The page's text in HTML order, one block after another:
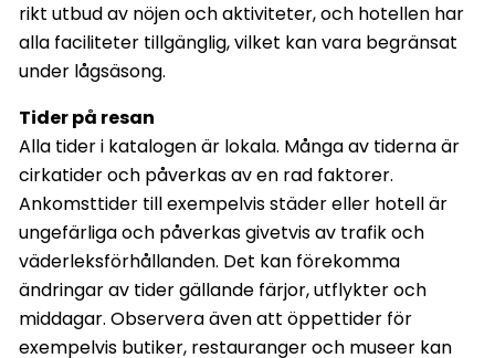
rikt utbud av nöjen och aktiviteter, och hotellen har
alla faciliteter tillgänglig, vilket kan vara begränsat
under lågsäsong.
Tider på resan
Alla tider i katalogen är lokala. Många av tiderna är
cirkatider och påverkas av en rad faktorer.
Ankomsttider till exempelvis städer eller hotell är
ungefärliga och påverkas givetvis av trafik och
väderleksförhållanden. Det kan förekomma
ändringar av tider gällande färjor, utflykter och
middagar. Observera även att öppettider för
exempelvis butiker, restauranger och museer kan